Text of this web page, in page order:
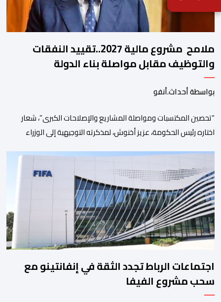
ملامح مشروع مالية 2027..تقييد النفقات
والتوظيف مقابل مواصلة بناء الدولة
الاجتماعية والاستثمار
بواسطة أحداث.أنفو
“تحصين المكتسبات ومواصلة المشاريع والإصلاحات الكبرى”، شعار
اختاره رئيس الحكومة، عزيز أخنوش، لمذكرته التوجيهية إلى الوزراء
مشروع من نوعه في ظل ولايته الحكومية. هذه الرسالة التأطيرية
ارتكزت على 4 أولويات، كما حملت ألحت على ضرورة عقلنة نفقات
التسيير، بل وتقييد التوظيف إلا في حالة الضرورة. […]
اجتماعات الرباط تجدد الثقة في إنفانتينو مع
سحب مشروع الفيفا